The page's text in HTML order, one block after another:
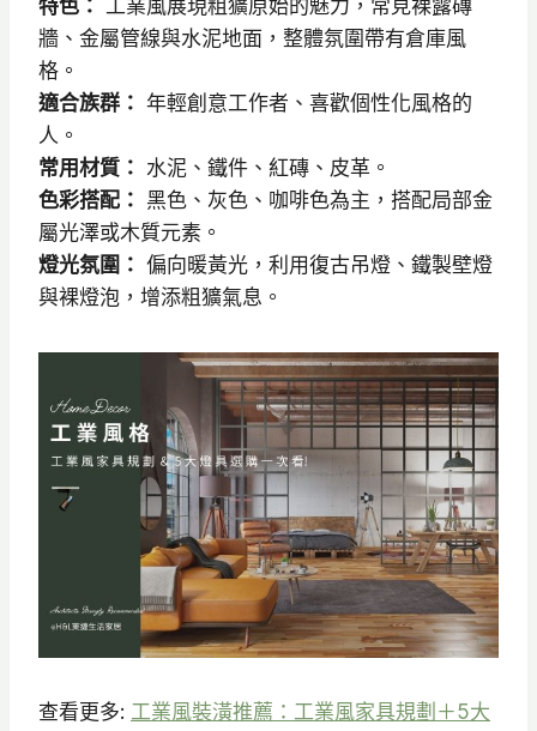
特色：
工業風展現粗獷原始的魅力，常見裸露磚
牆、金屬管線與水泥地面，整體氛圍帶有倉庫風
格。
適合族群： 年輕創意工作者、喜歡個性化風格的
人。
常用材質： 水泥、鐵件、紅磚、皮革。
色彩搭配： 黑色、灰色、咖啡色為主，搭配局部金
屬光澤或木質元素。
燈光氛圍： 偏向暖黃光，利用復古吊燈、鐵製壁燈
與裸燈泡，增添粗獷氣息。
查看更多: 工業風裝潢推薦：工業風家具規劃＋5大